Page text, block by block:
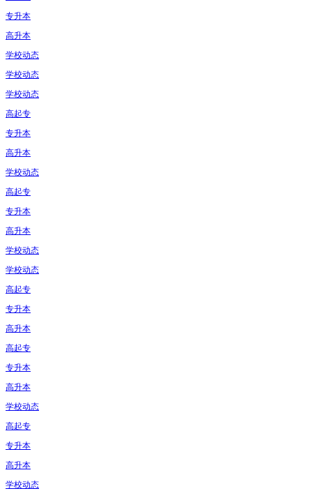
专升本
高升本
学校动态
学校动态
学校动态
高起专
专升本
高升本
学校动态
高起专
专升本
高升本
学校动态
学校动态
高起专
专升本
高升本
高起专
专升本
高升本
学校动态
高起专
专升本
高升本
学校动态